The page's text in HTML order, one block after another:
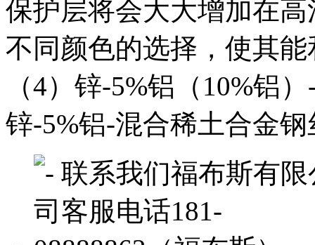
保护层将会大大增加在
不同颜色的选择，使其
（4）锌-5%铝（10%铝
锌-5%铝-混合稀土合金